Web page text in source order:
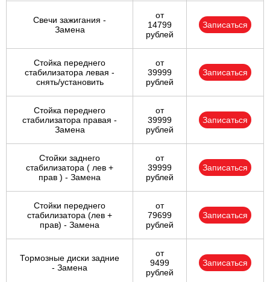
Свечи зажигания -
Замена
от
14799
рублей
Записаться
Стойка переднего
стабилизатора левая -
снять/установить
от
39999
рублей
Записаться
Стойка переднего
стабилизатора правая -
Замена
от
39999
рублей
Записаться
Стойки заднего
стабилизатора ( лев +
прав ) - Замена
от
39999
рублей
Записаться
Стойки переднего
стабилизатора (лев +
прав) - Замена
от
79699
рублей
Записаться
Тормозные диски задние
- Замена
от
9499
рублей
Записаться